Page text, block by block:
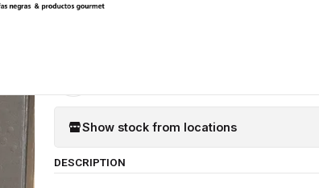
Show stock from locations
DESCRIPTION